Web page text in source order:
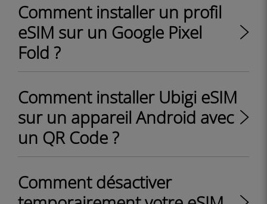
Comment installer un profil
eSIM sur un Google Pixel
Fold ?
Comment installer Ubigi eSIM
sur un appareil Android avec
un QR Code ?
Comment désactiver